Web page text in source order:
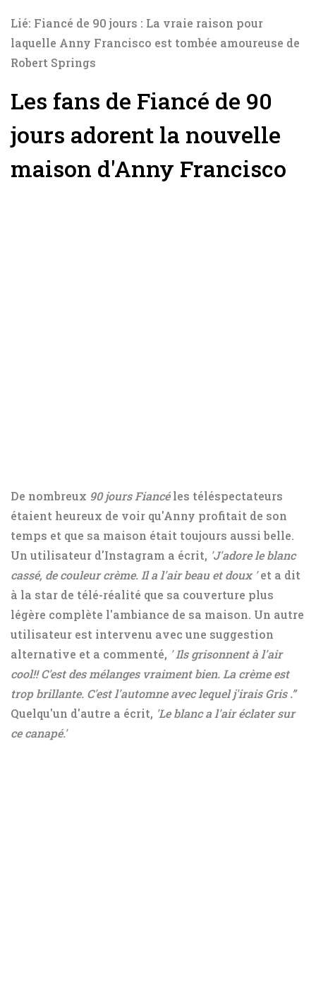
Lié: Fiancé de 90 jours : La vraie raison pour
laquelle Anny Francisco est tombée amoureuse de
Robert Springs
Les fans de Fiancé de 90
jours adorent la nouvelle
maison d'Anny Francisco
De nombreux 90 jours Fiancéles téléspectateurs
étaient heureux de voir qu'Anny profitait de son
temps et que sa maison était toujours aussi belle.
Un utilisateur d'Instagram a écrit, 'J'adore le blanc
cassé, de couleur crème. Il a l'air beau et doux 'et a dit
à la star de télé-réalité que sa couverture plus
légère complète l'ambiance de sa maison. Un autre
utilisateur est intervenu avec une suggestion
alternative et a commenté, ' Ils grisonnent à l'air
cool!! C'est des mélanges vraiment bien. La crème est
trop brillante. C'est l'automne avec lequel j'irais Gris .”
Quelqu'un d'autre a écrit, 'Le blanc a l'air éclater sur
ce canapé.'